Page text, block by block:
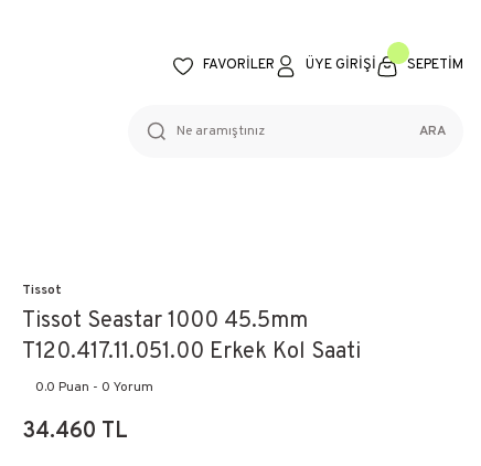
FAVORİLER ÜYE GİRİŞİ SEPETİM
ARA
Tissot
Tissot Seastar 1000 45.5mm
T120.417.11.051.00 Erkek Kol Saati
0.0 Puan - 0 Yorum
34.460 TL